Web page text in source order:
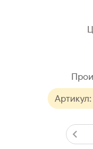
Артикул: